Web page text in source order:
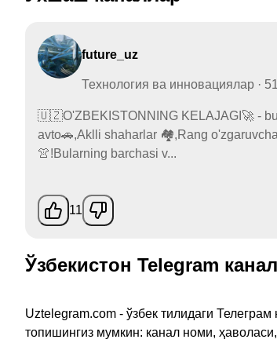
future_uz
Технология ва инновациялар · 51
🇺🇿O'ZBEKISTONNING KELAJAGI🚀 -
avto🚗,Aklli shaharlar 🏘,Rang
👚!Bularning barchasi v...
11
Ўзбекистон Telegram
Uztelegram.com - ўзбек тилидаги
топишингиз мумкин: канал номи,